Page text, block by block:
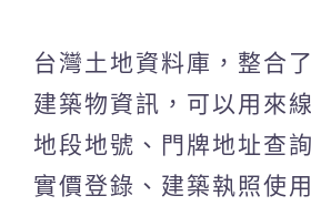
台灣土地資料庫，整合
建築物資訊，可以用來
地段地號、門牌地址查
實價登錄、建築執照使